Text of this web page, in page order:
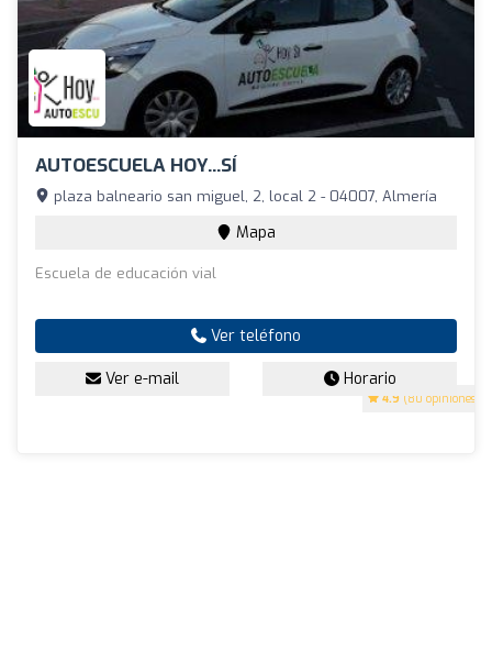
AUTOESCUELA HOY...SÍ
4.9 (80 opiniones)
plaza balneario san miguel, 2, local 2 - 04007, Almería
Mapa
Escuela de educación vial
Ver teléfono
Ver e-mail Horario